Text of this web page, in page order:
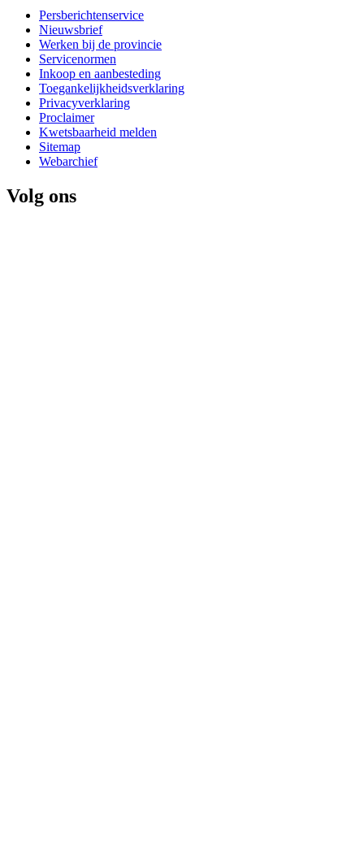
Persberichtenservice
Nieuwsbrief
Werken bij de provincie
Servicenormen
Inkoop en aanbesteding
Toegankelijkheidsverklaring
Privacyverklaring
Proclaimer
Kwetsbaarheid melden
Sitemap
Webarchief
Volg ons